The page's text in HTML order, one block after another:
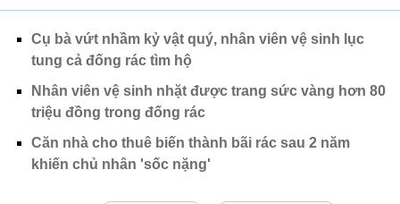
Cụ bà vứt nhầm kỷ vật quý, nhân viên vệ sinh lục
tung cả đống rác tìm hộ
Nhân viên vệ sinh nhặt được trang sức vàng hơn 80
triệu đồng trong đống rác
Căn nhà cho thuê biến thành bãi rác sau 2 năm
khiến chủ nhân 'sốc nặng'